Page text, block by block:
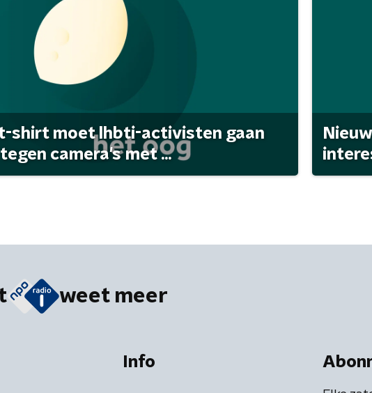
shirt moet lhbti-activisten gaan
camera's met ...
weet meer
Info